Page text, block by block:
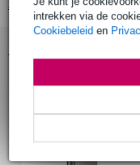
intrekken via de
Cookiebeleid en
Bekijk alle